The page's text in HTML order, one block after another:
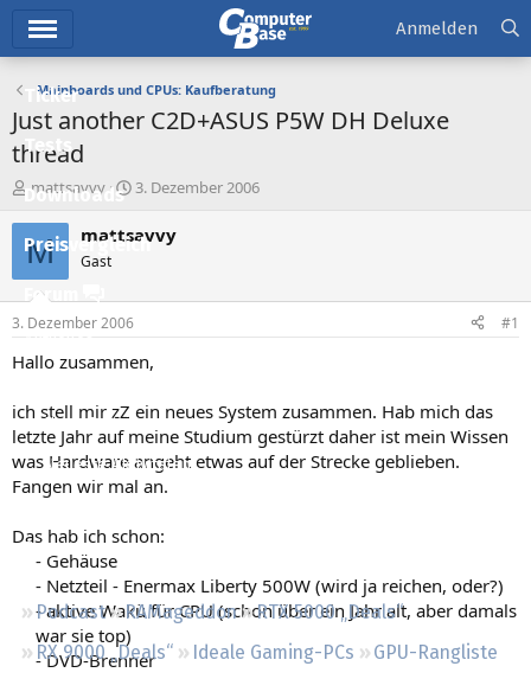
Ticker
Tests
Downloads
Preisvergleich
Forum
Aktuelles
Neue Beiträge
Neueste Aktivitäten
Regeln
Podcast RAMageddon
RTX 5000 „Deals“
RX 9000 „Deals“
Ideale Gaming-PCs
GPU-Rangliste
Anmelden
Mainboards und CPUs: Kaufberatung
Just another C2D+ASUS P5W DH Deluxe
thread
E
r
s
t
l
e
r
mattsavvy
E
s
t
a
3. Dezember 2006
M mattsavvy
Gast
3. Dezember 2006 #1
Hallo zusammen,
ich stell mir zZ ein neues System zusammen. Hab mich das
letzte Jahr auf meine Studium gestürzt daher ist mein Wissen
was Hardware angeht etwas auf der Strecke geblieben.
Fangen wir mal an.
Das hab ich schon:
- Gehäuse
- Netzteil - Enermax Liberty 500W (wird ja reichen, oder?)
- aktive Wakü für CPU (schon über ein Jahr alt, aber damals
war sie top)
- DVD-Brenner